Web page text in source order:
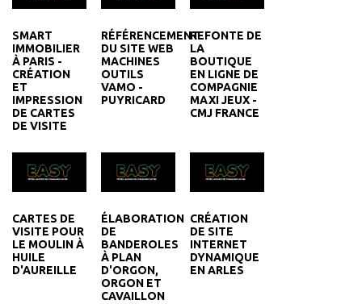
SMART
IMMOBILIER
À PARIS -
CRÉATION
ET
IMPRESSION
DE CARTES
DE VISITE
RÉFÉRENCEMENT
DU SITE WEB
MACHINES
OUTILS
VAMO -
PUYRICARD
REFONTE DE
LA
BOUTIQUE
EN LIGNE DE
COMPAGNIE
MAXI JEUX -
CMJ FRANCE
CARTES DE
VISITE POUR
LE MOULIN À
HUILE
D'AUREILLE
ÉLABORATION
DE
BANDEROLES
À PLAN
D'ORGON,
ORGON ET
CAVAILLON
CRÉATION
DE SITE
INTERNET
DYNAMIQUE
EN ARLES